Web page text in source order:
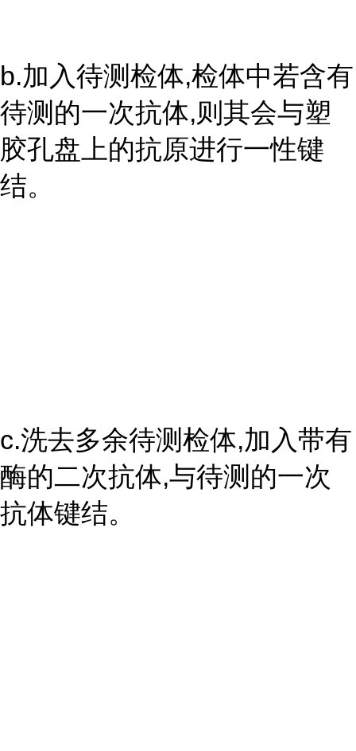
b.加入待测检体,检体中若含有
待测的一次抗体,则其会与塑
胶孔盘上的抗原进行一性键
结。
c.洗去多余待测检体,加入带有
酶的二次抗体,与待测的一次
抗体键结。